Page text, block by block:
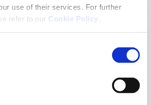
use of their services. For further
refer to our Cookie Policy